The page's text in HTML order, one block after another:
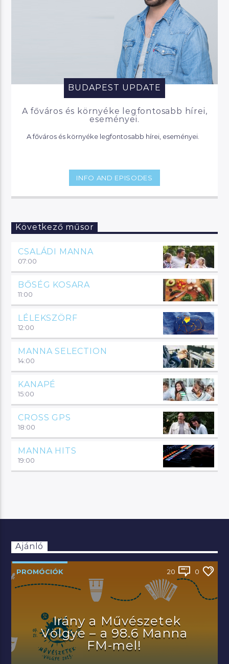
BUDAPEST UPDATE
A főváros és környéke legfontosabb hírei,
eseményei.
INFO AND EPISODES
Következő műsor
CSALÁDI MANNA
07:00
BŐSÉG KOSARA
11:00
LÉLEKSZÖRF
12:00
MANNA SELECTION
14:00
KANAPÉ
15:00
CROSS GPS
18:00
MANNA HITS
19:00
Ajánló
PROMÓCIÓK 20 0
Irány a Művészetek
Völgye – a 98.6 Manna
FM-mel!